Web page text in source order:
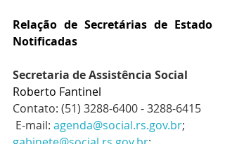
Relação de Secretárias de Estado
Notificadas
Secretaria de Assistência Social
Roberto Fantinel
Contato: (51) 3288-6400 - 3288-6415
E-mail: agenda@social.rs.gov.br;